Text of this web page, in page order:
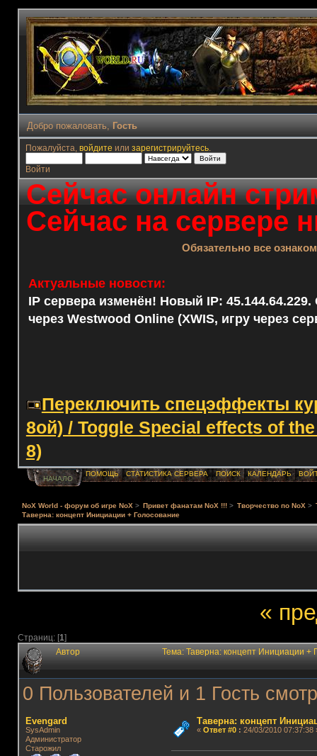
Добро пожаловать, Гость
Пожалуйста, войдите или зарегистрируйтесь.
Войти
Сейчас онлайн
Сейчас на сервере
Обязательно все
Актуальные новости:
IP сервера изменён! Новый IP: 45.144.64.229.
через Westwood Online (XWIS, игру через
Переключить спецэффекты
8ой) / Toggle Special effects of
8)
НАЧАЛО
ПОМОЩЬ СТАТИСТИКА СЕРВЕРА ПОИСК КАЛЕНДАРЬ
NoX World - форум об игре NoX > Привет фанатам NoX !!! > Творчество по NoX >
Таверна: концепт Инициации + Голосование
«
Страниц: [1]
Автор Тема: Таверна: концепт Инициации
0 Пользователей и 1 Гость
Evengard
SysAdmin
Администратор
Старожил
Таверна: концепт
« Ответ #0: 24/03/2010 07:37:38